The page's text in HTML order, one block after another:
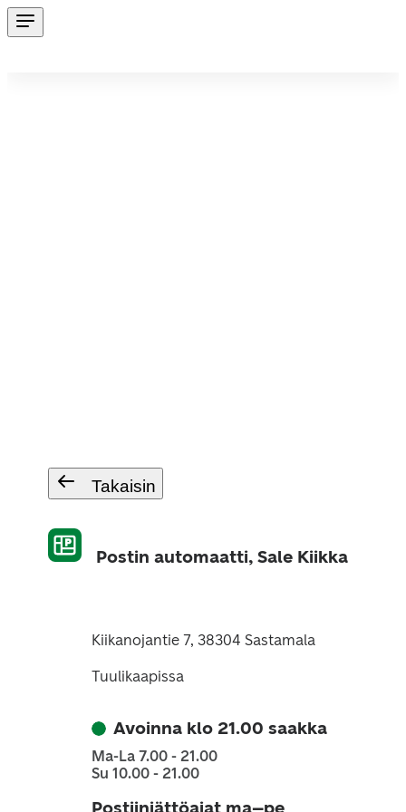
Takaisin
Postin automaatti, Sale Kiikka
Kiikanojantie 7, 38304 Sastamala
Tuulikaapissa
Avoinna klo 21.00 saakka
Ma-La 7.00 - 21.00
Su 10.00 - 21.00